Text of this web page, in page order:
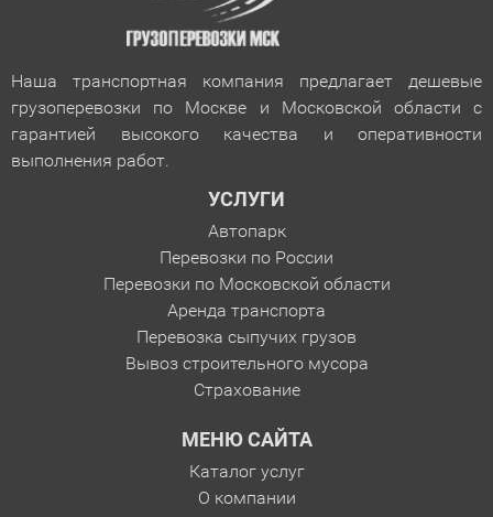
Наша транспортная компания предлагает дешевые
грузоперевозки по Москве и Московской области с
гарантией высокого качества и оперативности
выполнения работ.
УСЛУГИ
Автопарк
Перевозки по России
Перевозки по Московской области
Аренда транспорта
Перевозка сыпучих грузов
Вывоз строительного мусора
Страхование
МЕНЮ САЙТА
Каталог услуг
О компании